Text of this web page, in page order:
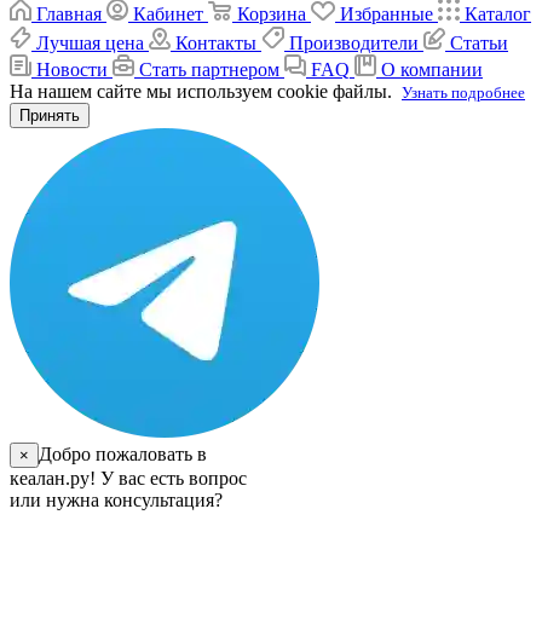
Главная
Кабинет Корзина Избранные
Каталог
Лучшая цена
Контакты Производители
Статьи
Новости
Стать партнером FAQ
О компании
На нашем сайте мы используем cookie файлы. Узнать подробнее
Принять
×
Добро пожаловать в
кеалан.ру! У вас есть вопрос
или нужна консультация?